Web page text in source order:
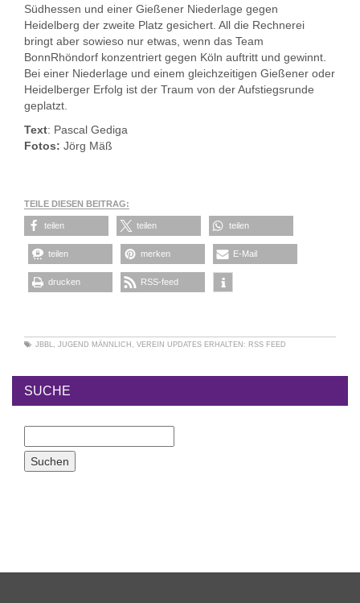
Südhessen und einer Gießener Niederlage gegen
Heidelberg der zweite Platz gesichert. All die Rechnerei
bringt aber sowieso nur etwas, wenn das Team
BonnRhöndorf konzentriert gegen Köln auftritt und gewinnt.
Bei einer Niederlage und einem gleichzeitigen Gießener oder
Heidelberger Erfolg ist der Traum von der Aufstiegsrunde
geplatzt.
Text: Pascal Gediga
Fotos: Jörg Mäß
TEILE DIESEN BEITRAG:
teilen teilen teilen
teilen merken E-Mail
drucken RSS-feed
JBBL, JUGEND MÄNNLICH , VEREIN UPDATES ERHALTEN: RSS FEED
SUCHE